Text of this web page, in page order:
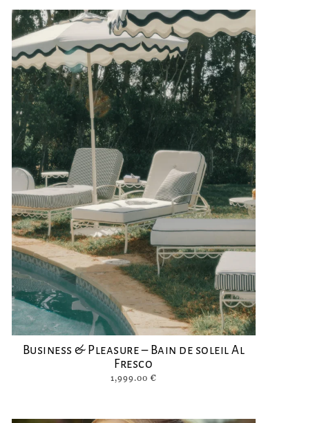
Business & Pleasure – Bain de soleil Al
Fresco
1,999.00 €